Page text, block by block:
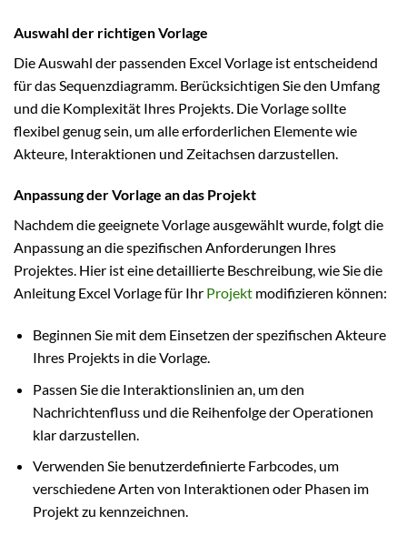
Auswahl der richtigen Vorlage
Die Auswahl der passenden Excel Vorlage ist entscheidend
für das Sequenzdiagramm. Berücksichtigen Sie den Umfang
und die Komplexität Ihres Projekts. Die Vorlage sollte
flexibel genug sein, um alle erforderlichen Elemente wie
Akteure, Interaktionen und Zeitachsen darzustellen.
Anpassung der Vorlage an das Projekt
Nachdem die geeignete Vorlage ausgewählt wurde, folgt die
Anpassung an die spezifischen Anforderungen Ihres
Projektes. Hier ist eine detaillierte Beschreibung, wie Sie die
Anleitung Excel Vorlage für Ihr Projekt modifizieren können:
Beginnen Sie mit dem Einsetzen der spezifischen Akteure
Ihres Projekts in die Vorlage.
Passen Sie die Interaktionslinien an, um den
Nachrichtenfluss und die Reihenfolge der Operationen
klar darzustellen.
Verwenden Sie benutzerdefinierte Farbcodes, um
verschiedene Arten von Interaktionen oder Phasen im
Projekt zu kennzeichnen.